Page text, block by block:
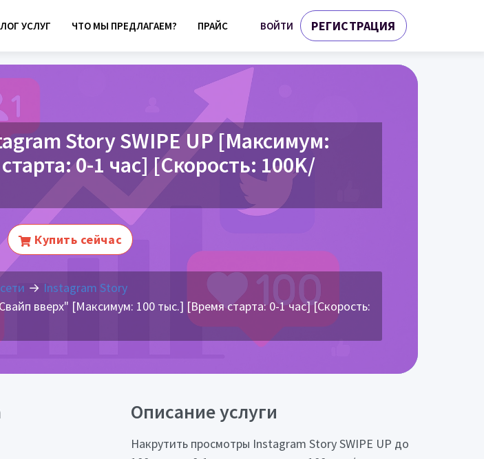
УСЛУГ ЧТО МЫ ПРЕДЛАГАЕМ? ПРАЙС ВОЙТИ РЕГИСТРАЦИЯ
Story SWIPE UP [Максимум:
0-1 час] [Скорость: 100K/
Купить сейчас
Instagram Story
вверх" [Максимум: 100 тыс.] [Время старта: 0-1 час] [Скорость:
Описание услуги
Накрутить просмотры Instagram Story SWIPE UP до